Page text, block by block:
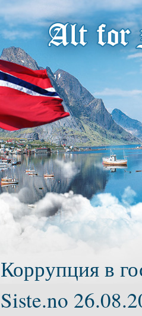
Коррупция в
Siste.no